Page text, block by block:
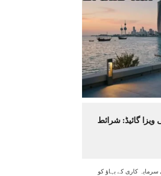
ویزا گائیڈ: شرائط
کاری کے بہاؤ کو